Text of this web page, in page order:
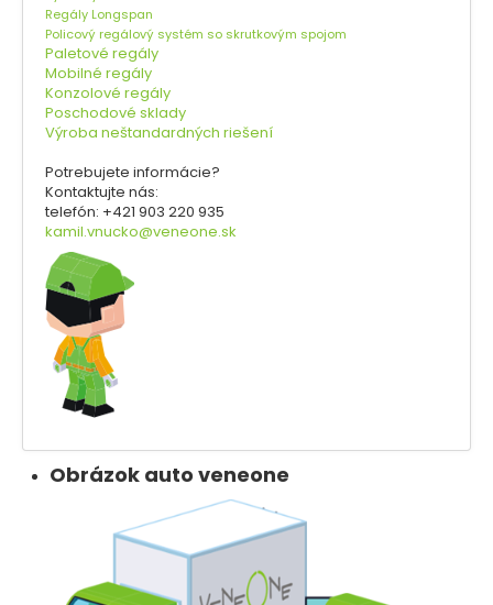
Regály Longspan
Policový regálový systém so skrutkovým spojom
Paletové regály
Mobilné regály
Konzolové regály
Poschodové sklady
Výroba neštandardných riešení
Potrebujete informácie?
Kontaktujte nás:
telefón: +421 903 220 935
kamil.vnucko@veneone.sk
Obrázok auto veneone